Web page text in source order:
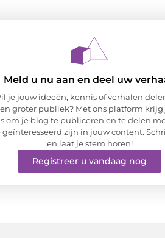
Meld u nu aan en deel uw
je jouw ideeën, kennis of verhalen
groter publiek? Met ons platform krijg
om je blog te publiceren en te delen
geïnteresseerd zijn in jouw content.
en laat je stem horen!
Registreer u vandaag nog